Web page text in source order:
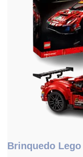
Brinquedo